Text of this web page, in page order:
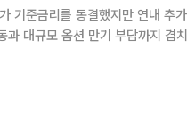
기준금리를 동결했지만 연내 추
대규모 옵션 만기 부담까지 겹
요 거래소 평균가)에 거